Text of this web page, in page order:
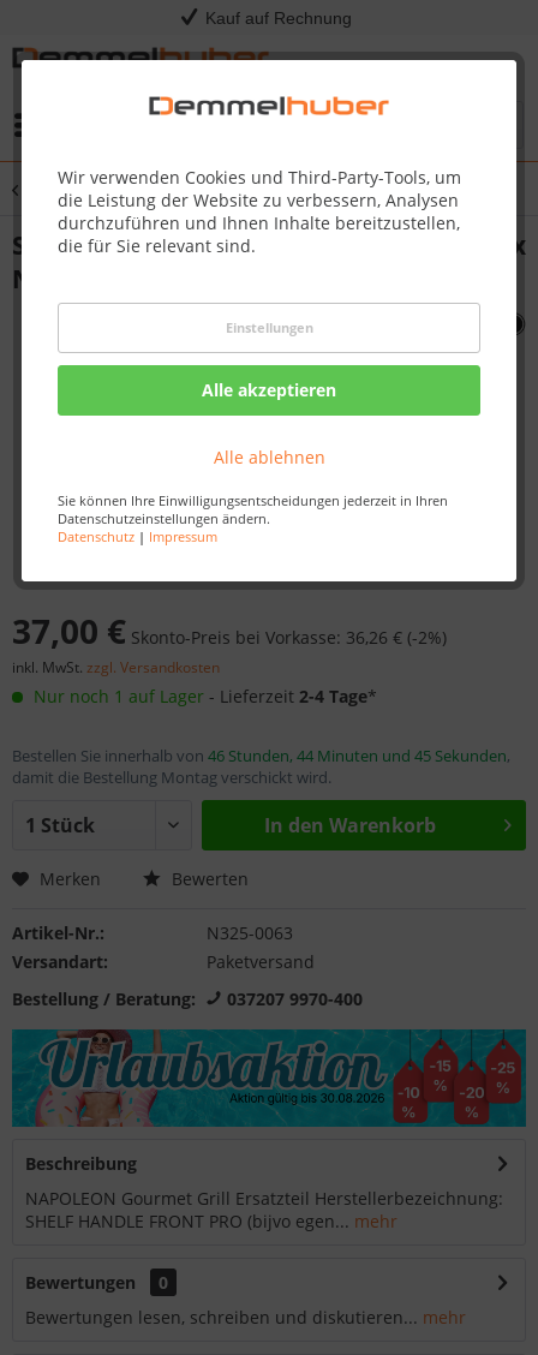
Kauf auf Rechnung
Wir verwenden Cookies und Third-Party-Tools, um
die Leistung der Website zu verbessern, Analysen
durchzuführen und Ihnen Inhalte bereitzustellen,
die für Sie relevant sind.
Einstellungen
Alle akzeptieren
Alle ablehnen
Sie können Ihre Einwilligungsentscheidungen jederzeit in Ihren
Datenschutzeinstellungen ändern.
Datenschutz| Impressum
Übersicht Sonstige Ersatzteile
SHELF HANDLE FRONT PRO (bijvo egen 2x
N570-0038) #N325-0063
37,00 € Skonto-Preis bei Vorkasse: 36,26 € (-2%)
inkl. MwSt. zzgl. Versandkosten
Nur noch 1 auf Lager - Lieferzeit 2-4 Tage*
Bestellen Sie innerhalb von 46 Stunden, 44 Minuten und 45 Sekunden,
damit die Bestellung Montag verschickt wird.
In den Warenkorb
Merken Bewerten
Artikel-Nr.:
N325-0063
Versandart:
Paketversand
Bestellung / Beratung:
037207 9970-400
Beschreibung
NAPOLEON Gourmet Grill Ersatzteil Herstellerbezeichnung:
SHELF HANDLE FRONT PRO (bijvo egen... mehr
Bewertungen
0
Bewertungen lesen, schreiben und diskutieren... mehr